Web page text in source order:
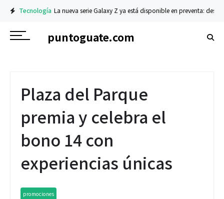
Tecnología La nueva serie Galaxy Z ya está disponible en preventa:
puntoguate.com
Plaza del Parque
premia y celebra el
bono 14 con
experiencias únicas
promociones